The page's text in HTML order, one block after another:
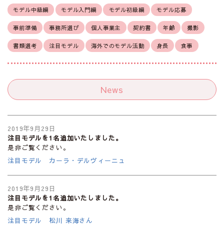
モデル中級編 モデル入門編 モデル初級編 モデル応募
事前準備 事務所選び 個人事業主 契約書 年齢 撮影
書類選考 注目モデル 海外でのモデル活動 身長 食事
News
2019年9月29日
注目モデルを1名追加いたしました。
是非ご覧ください。
注目モデル カーラ・デルヴィーニュ
2019年9月29日
注目モデルを1名追加いたしました。
是非ご覧ください。
注目モデル 松川 来海さん